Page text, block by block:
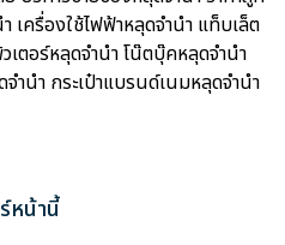
เครื่องใช้ไฟฟ้าหลุดจำนำ แท็บเล็ต
เตอร์หลุดจำนำ โน๊ตบุ๊คหลุดจำนำ
ำนำ กระเป๋าแบรนด์เนมหลุดจำนำ
หน้านี้